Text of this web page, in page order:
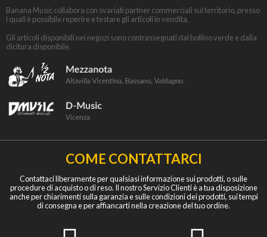
Banana Music collabora con svariati partner commerciali sul territorio, presso
i quali è possibile reperire e testare gli articoli in vendita.
Gli articoli disponibili nei negozi sono contrassegnati dal bollino verde e dalla
dicitura disponibile.
COME CONTATTARCI
Contattaci liberamente per qualsiasi informazione sui prodotti, o sulle
procedure di acquisto o di reso. Il nostro Servizio Clienti è a tua disposizione
anche per chiarimenti sulla garanzia e sulle condizioni dei prodotti, sui tempi
di consegna e per affiancarti nella creazione del tuo ordine.